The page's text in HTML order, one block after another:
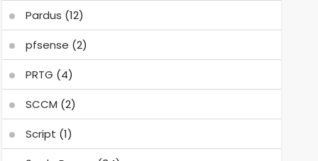
Pardus (12)
pfsense (2)
PRTG (4)
SCCM (2)
Script (1)